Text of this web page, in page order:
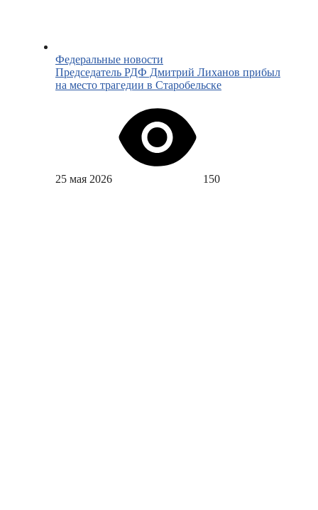
Федеральные новости
Председатель РДФ Дмитрий Лиханов прибыл
на место трагедии в Старобельске
25 мая 2026 150